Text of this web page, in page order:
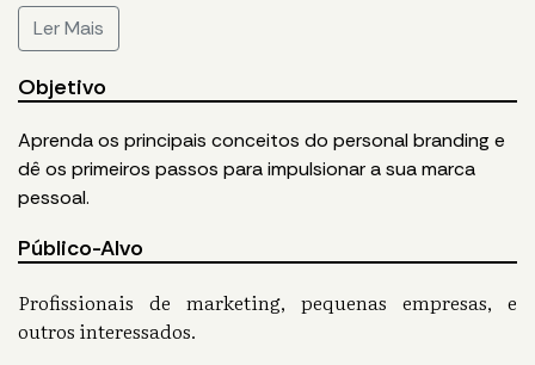
Ler Mais
Objetivo
Aprenda os principais conceitos do personal branding e
dê os primeiros passos para impulsionar a sua marca
pessoal.
Público-Alvo
Profissionais de marketing, pequenas empresas, e
outros interessados.